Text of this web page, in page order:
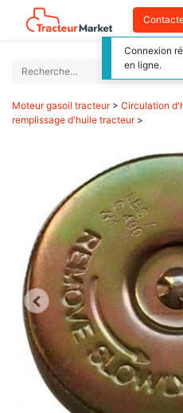
Moteur gasoil tracteur> Circulation
remplissage d'huile tracteur>
Connexion
en ligne.